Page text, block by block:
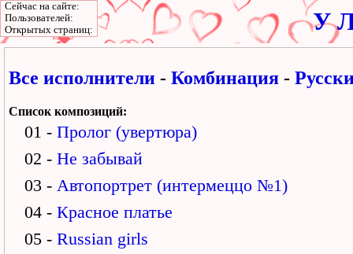
У
Все исполнители - Комбинация -
Список композиций:
01 - Пролог (увертюра)
02 - Не забывай
03 - Автопортрет (интермеццо №1)
04 - Красное платье
05 - Russian girls
Сейчас на сайте:
Пользователей:
Открытых страниц: